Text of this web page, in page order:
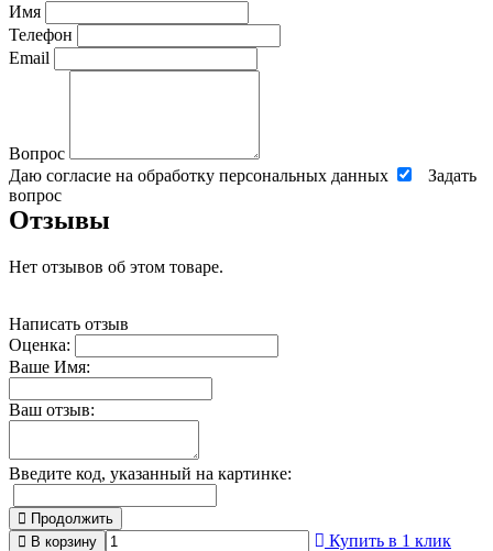
Имя
Телефон
Email
Вопрос
Даю согласие на обработку персональных данных
Задать
вопрос
Отзывы
Нет отзывов об этом товаре.
Написать отзыв
Оценка:
Ваше Имя:
Ваш отзыв:
Введите код, указанный на картинке:
Продолжить
В корзину
Купить в 1 клик